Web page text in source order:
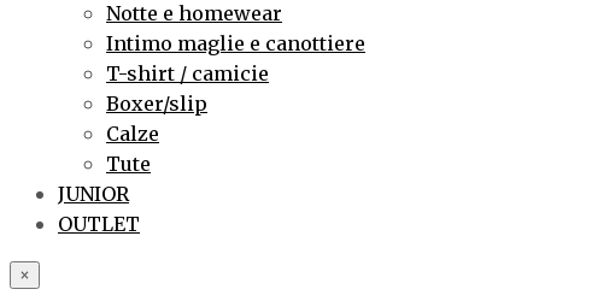
Notte e homewear
Intimo maglie e canottiere
T-shirt / camicie
Boxer/slip
Calze
Tute
JUNIOR
OUTLET
×